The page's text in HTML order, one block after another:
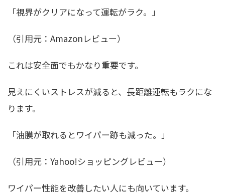
「視界がクリアになって運転がラク。」
（引用元：Amazonレビュー）
これは安全面でもかなり重要です。
見えにくいストレスが減ると、長距離運転もラクにな
ります。
「油膜が取れるとワイパー跡も減った。」
（引用元：Yahoo!ショッピングレビュー）
ワイパー性能を改善したい人にも向いています。